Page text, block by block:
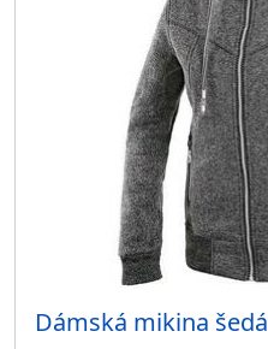
Dámská mikina šedá